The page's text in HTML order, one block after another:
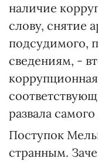
наличие
слову, снятие
подсудимого,
сведениям, -
развала
Поступок
странным.